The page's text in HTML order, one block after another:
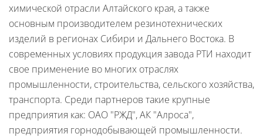
химической отрасли Алтайского края, а также
основным производителем резинотехнических
изделий в регионах Сибири и Дальнего Востока. В
современных условиях продукция завода РТИ находит
свое применение во многих отраслях
промышленности, строительства, сельского хозяйства,
транспорта. Среди партнеров такие крупные
предприятия как: ОАО "РЖД", АК "Алроса",
предприятия горнодобывающей промышленности.